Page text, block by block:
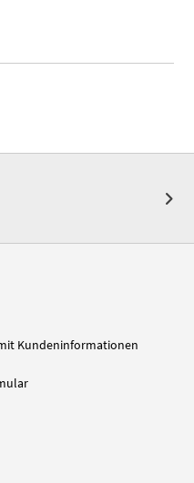
Kundeninformationen